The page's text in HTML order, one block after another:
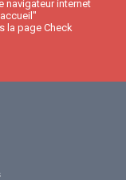
navigateur internet
la page Check